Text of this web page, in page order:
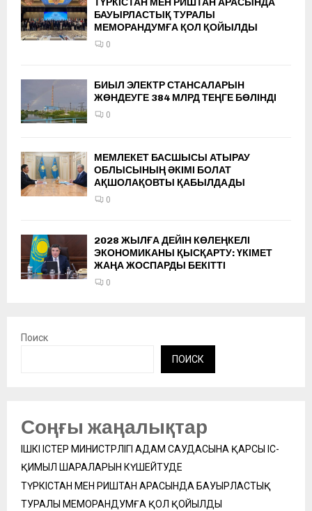
ТҮРКІСТАН МЕН РИШТАН АРАСЫНДА
БАУЫРЛАСТЫҚ ТУРАЛЫ
МЕМОРАНДУМҒА ҚОЛ ҚОЙЫЛДЫ
0
БИЫЛ ЭЛЕКТР СТАНСАЛАРЫН
ЖӨНДЕУГЕ 384 МЛРД ТЕҢГЕ БӨЛІНДІ
0
МЕМЛЕКЕТ БАСШЫСЫ АТЫРАУ
ОБЛЫСЫНЫҢ ӘКІМІ БОЛАТ
АҚШОЛАҚОВТЫ ҚАБЫЛДАДЫ
0
2028 ЖЫЛҒА ДЕЙІН КӨЛЕҢКЕЛІ
ЭКОНОМИКАНЫ ҚЫСҚАРТУ: ҮКІМЕТ
ЖАҢА ЖОСПАРДЫ БЕКІТТІ
0
Поиск
ПОИСК
Соңғы жаңалықтар
ІШКІ ІСТЕР МИНИСТРЛІГІ АДАМ САУДАСЫНА ҚАРСЫ ІС-
ҚИМЫЛ ШАРАЛАРЫН КҮШЕЙТУДЕ
ТҮРКІСТАН МЕН РИШТАН АРАСЫНДА БАУЫРЛАСТЫҚ
ТУРАЛЫ МЕМОРАНДУМҒА ҚОЛ ҚОЙЫЛДЫ